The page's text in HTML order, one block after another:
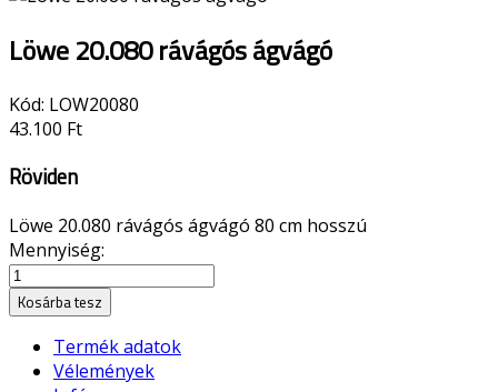
Löwe 20.080 rávágós ágvágó
Kód: LOW20080
43.100 Ft
Röviden
Löwe 20.080 rávágós ágvágó 80 cm hosszú
Mennyiség:
Kosárba tesz
Termék adatok
Vélemények